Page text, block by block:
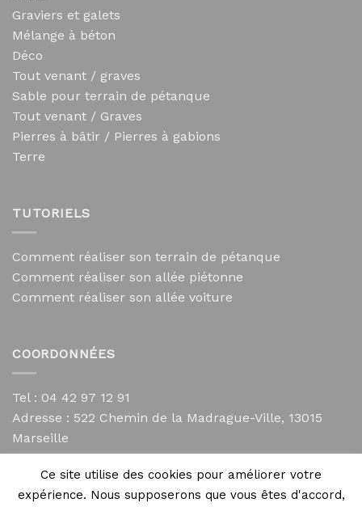
Graviers et galets
Mélange à béton
Déco
Tout venant / graves
Sable pour terrain de pétanque
Tout venant / Graves
Pierres à bâtir / Pierres à gabions
Terre
TUTORIELS
Comment réaliser son terrain de pétanque
Comment réaliser son allée piétonne
Comment réaliser son allée voiture
COORDONNÉES
Tel : 04 42 97 12 91
Adresse : 522 Chemin de la Madrague-Ville, 13015
Marseille
contact@mycailloux.com
Mentions légales
Ce site utilise des cookies pour améliorer votre
expérience. Nous supposerons que vous êtes d'accord,